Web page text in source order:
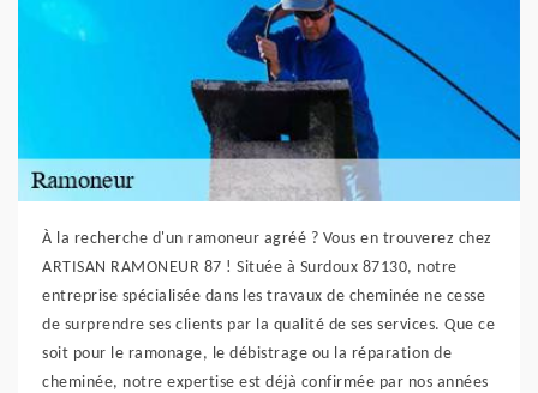
À la recherche d'un ramoneur agréé ? Vous en trouverez chez
ARTISAN RAMONEUR 87 ! Située à Surdoux 87130, notre
entreprise spécialisée dans les travaux de cheminée ne cesse
de surprendre ses clients par la qualité de ses services. Que ce
soit pour le ramonage, le débistrage ou la réparation de
cheminée, notre expertise est déjà confirmée par nos années